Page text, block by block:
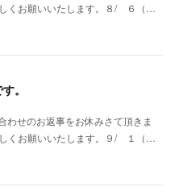
くお願いいたします。８/ ６（…
。
わせのお返事をお休みさて頂きま
くお願いいたします。９/ １（…